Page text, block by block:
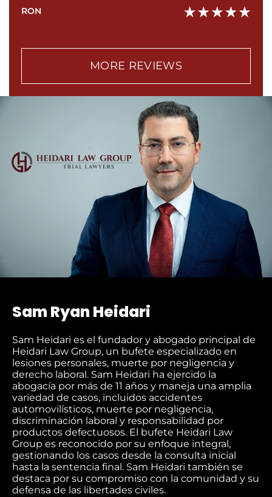
RON
MORE REVIEWS
Sam Ryan Heidari
Sam Heidari es el fundador y abogado principal de
Heidari Law Group, un bufete especializado en
lesiones personales, muerte por negligencia y
derecho laboral. Sam Heidari ha ejercido la
abogacía por más de 11 años y maneja una amplia
variedad de casos, incluidos accidentes
automovilísticos, muerte por negligencia,
discriminación laboral y responsabilidad por
productos defectuosos. El bufete Heidari Law
Group es reconocido por su enfoque integral,
gestionando los casos desde la consulta inicial
hasta la sentencia final. Sam Heidari también se
destaca por su compromiso con la comunidad y su
defensa de las libertades civiles.